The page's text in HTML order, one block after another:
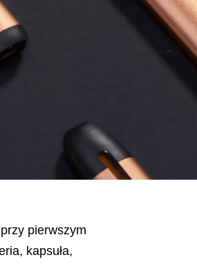
pierwszym
kapsuła,